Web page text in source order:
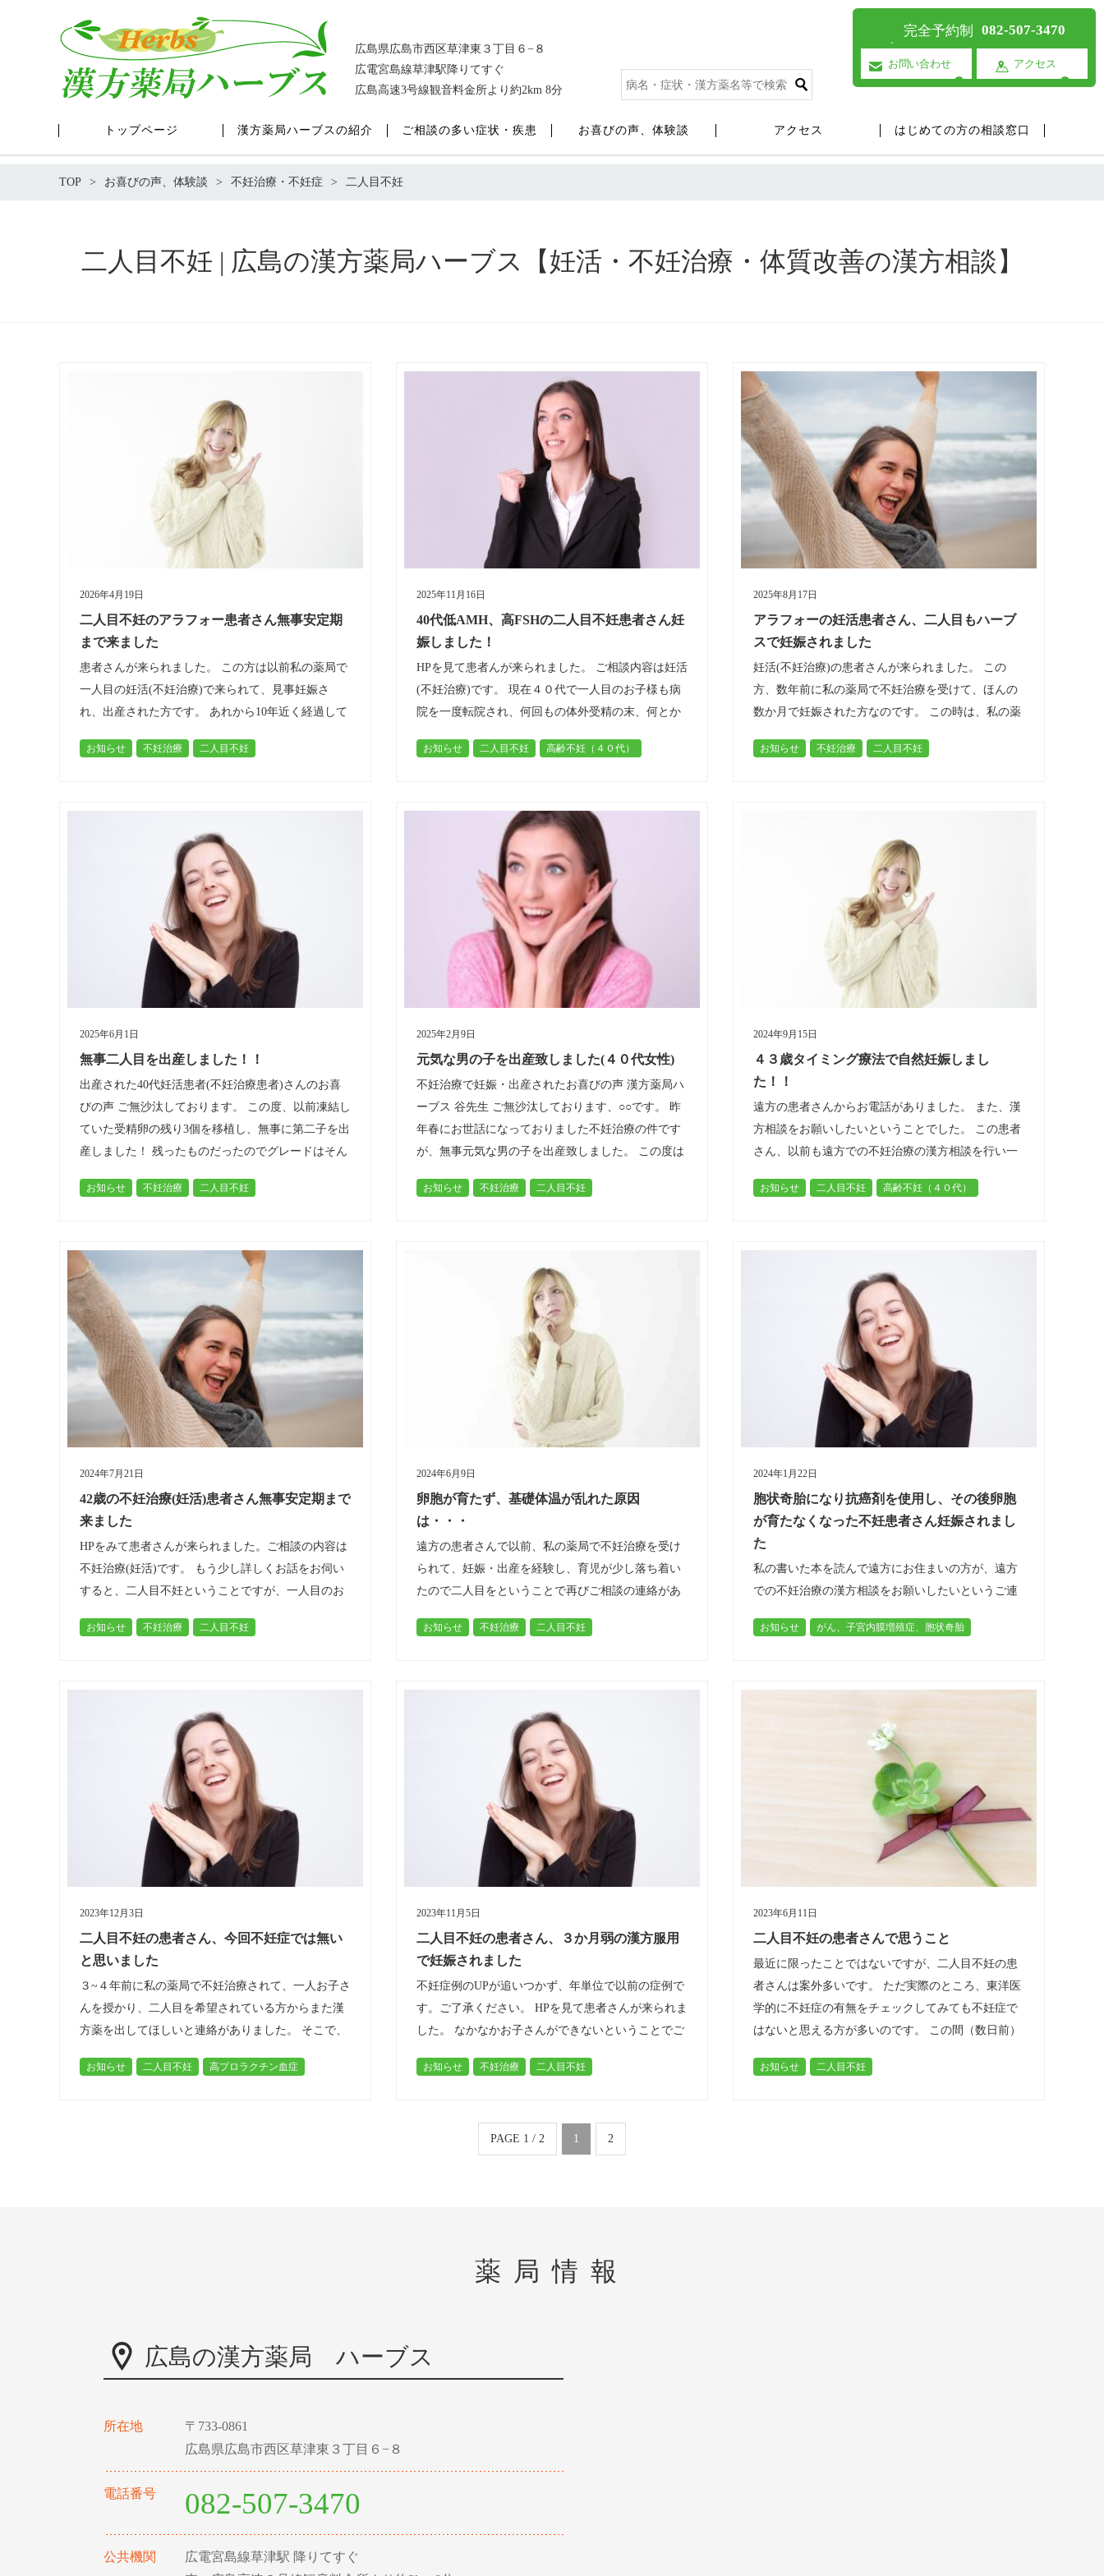
広島県広島市西区草津東３丁目６−８
広電宮島線草津駅降りてすぐ
広島高速3号線観音料金所より約2km 8分
完全予約制 082-507-3470
お問い合わせ アクセス
トップページ 漢方薬局ハーブスの紹介 ご相談の多い症状・疾患 お喜びの声、体験談 アクセス はじめての方の相談窓口
TOP お喜びの声、体験談 不妊治療・不妊症 二人目不妊
二人目不妊 | 広島の漢方薬局ハーブス【妊活・不妊治療・体質改善の漢方相談】
2026年4月19日
二人目不妊のアラフォー患者さん無事安定期
まで来ました
患者さんが来られました。 この方は以前私の薬局で
一人目の妊活(不妊治療)で来られて、見事妊娠さ
れ、出産された方です。 あれから10年近く経過して
人目不妊のご相談という事でした…
お知らせ 不妊治療 二人目不妊
2025年11月16日
40代低AMH、高FSHの二人目不妊患者さん妊
娠しました！
HPを見て患者んが来られました。 ご相談内容は妊活
(不妊治療)です。 現在４０代で一人目のお子様も病
院を一度転院され、何回もの体外受精の末、何とか
った病院で凍結していた卵を…
お知らせ 二人目不妊 高齢不妊（４０代）
2025年8月17日
アラフォーの妊活患者さん、二人目もハーブ
スで妊娠されました
妊活(不妊治療)の患者さんが来られました。 この
方、数年前に私の薬局で不妊治療を受けて、ほんの
数か月で妊娠された方なのです。 この時は、私の薬
グをとられていて、それで数年が過…
お知らせ 不妊治療 二人目不妊
2025年6月1日
無事二人目を出産しました！！
出産された40代妊活患者(不妊治療患者)さんのお喜
びの声 ご無沙汰しております。 この度、以前凍結し
ていた受精卵の残り3個を移植し、無事に第二子を出
産しました！ 残ったものだったのでグレードはそん
お知らせ 不妊治療
二人目不妊
2025年2月9日
元気な男の子を出産致しました(４０代女性)
不妊治療で妊娠・出産されたお喜びの声 漢方薬局ハ
ーブス 谷先生 ご無沙汰しております、○○です。 昨
年春にお世話になっておりました不妊治療の件です
が、無事元気な男の子を出産致しました。 この度は
お知らせ 不妊治療
二人目不妊
2024年9月15日
４３歳タイミング療法で自然妊娠しまし
た！！
遠方の患者さんからお電話がありました。 また、漢
方相談をお願いしたいということでした。 この患者
さん、以前も遠方での不妊治療の漢方相談を行い一
外受精を行っても凍結できた受精…
お知らせ 二人目不妊 高齢不妊（４０代）
2024年7月21日
42歳の不妊治療(妊活)患者さん無事安定期まで
来ました
HPをみて患者さんが来られました。ご相談の内容は
不妊治療(妊活)です。 もう少し詳しくお話をお伺い
すると、二人目不妊ということですが、一人目のお
様の不妊治療も結構苦労されて…
お知らせ 不妊治療
二人目不妊
2024年6月9日
卵胞が育たず、基礎体温が乱れた原因
は・・・
遠方の患者さんで以前、私の薬局で不妊治療を受け
られて、妊娠・出産を経験し、育児が少し落ち着い
たので二人目をということで再びご相談の連絡があ
をチェックして、再度気になるポイン…
お知らせ 不妊治療
二人目不妊
2024年1月22日
胞状奇胎になり抗癌剤を使用し、その後卵胞
が育たなくなった不妊患者さん妊娠されまし
た
私の書いた本を読んで遠方にお住まいの方が、遠方
での不妊治療の漢方相談をお願いしたいというご連
方、お子様はすでにお一人おられるそうなのです
お知らせ
がん、子宮内膜増殖症、胞状奇胎
2023年12月3日
二人目不妊の患者さん、今回不妊症では無い
と思いました
３~４年前に私の薬局で不妊治療されて、一人お子さ
んを授かり、二人目を希望されている方からまた漢
方薬を出してほしいと連絡がありました。 そこで、
いる病院のお話しを伺い、そして東…
お知らせ 二人目不妊 高プロラクチン血症
2023年11月5日
二人目不妊の患者さん、３か月弱の漢方服用
で妊娠されました
不妊症例のUPが追いつかず、年単位で以前の症例で
す。ご了承ください。 HPを見て患者さんが来られま
した。 なかなかお子さんができないということでご
す。 病院の不妊検査で大きく引…
お知らせ 不妊治療 二人目不妊
2023年6月11日
二人目不妊の患者さんで思うこと
最近に限ったことではないですが、二人目不妊の患
者さんは案外多いです。 ただ実際のところ、東洋医
学的に不妊症の有無をチェックしてみても不妊症で
はないと思える方が多いのです。 この間（数日前）
お知らせ 二人目不妊
PAGE 1 / 2 1 2
薬局情報
広島の漢方薬局 ハーブス
所在地
〒733-0861
広島県広島市西区草津東３丁目６−８
電話番号 082-507-3470
公共機関
広電宮島線草津駅 降りてすぐ